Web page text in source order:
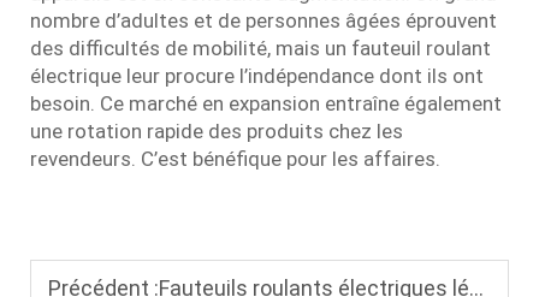
nombre d’adultes et de personnes âgées éprouvent
des difficultés de mobilité, mais un fauteuil roulant
électrique leur procure l’indépendance dont ils ont
besoin. Ce marché en expansion entraîne également
une rotation rapide des produits chez les
revendeurs. C’est bénéfique pour les affaires.
Précédent :Fauteuils roulants électriques légers pour seniors : portables et stables, adaptés aux activités quotidiennes